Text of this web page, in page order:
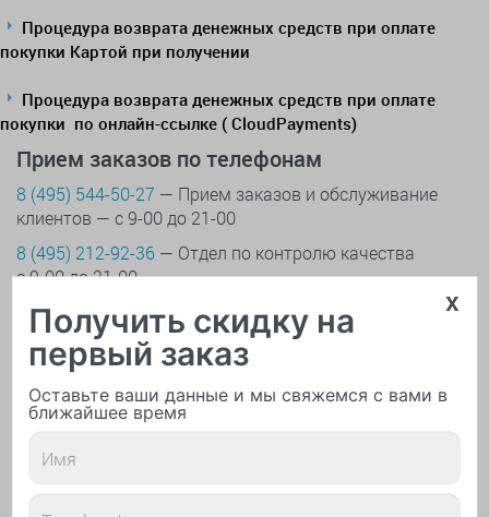
Процедура возврата денежных средств при оплате
покупки Картой при получении
Процедура возврата денежных средств при оплате
покупки по онлайн-ссылке ( CloudPayments)
Прием заказов по телефонам
8 (495) 544-50-27 — Прием заказов и обслуживание
клиентов — с 9-00 до 21-00
8 (495) 212-92-36 — Отдел по контролю качества
с 9-00 до 21-00
Доставка шаров— круглосуточно
Онлайн поддержка
Вопросы, уточнения, изменения
по заказу присылайте менеджеру наzakaz@sharlot.ru
Отзывы, замечания, предложения,
жалобы присылайте руководству наotzyv@sharlot.ru
x
Получить скидку на
первый заказ
Оставьте ваши данные и мы свяжемся с вами в
ближайшее время